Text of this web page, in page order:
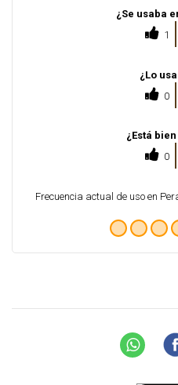
¿Se usaba
1
¿Lo
0
¿Está
0
Frecuencia actual de uso en